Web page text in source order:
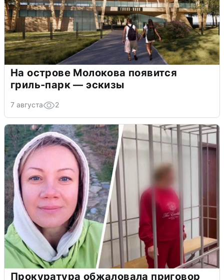
На острове Молокова появится
гриль-парк — эскизы
7 августа 2
Прокуратура обжаловала приговор